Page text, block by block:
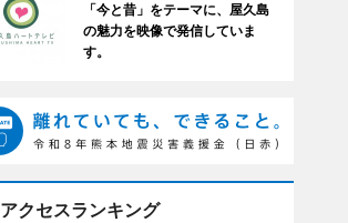
「今と昔」をテーマに、屋久島
の魅力を映像で発信していま
す。
アクセスランキング